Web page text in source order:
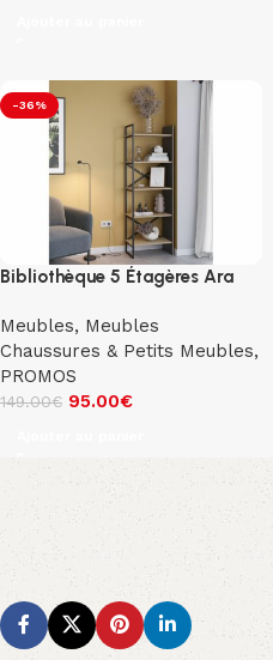
-36%
Bibliothèque 5 Étagères Ara
Meubles, Meubles
Chaussures & Petits Meubles,
PROMOS
149.00€ 95.00€